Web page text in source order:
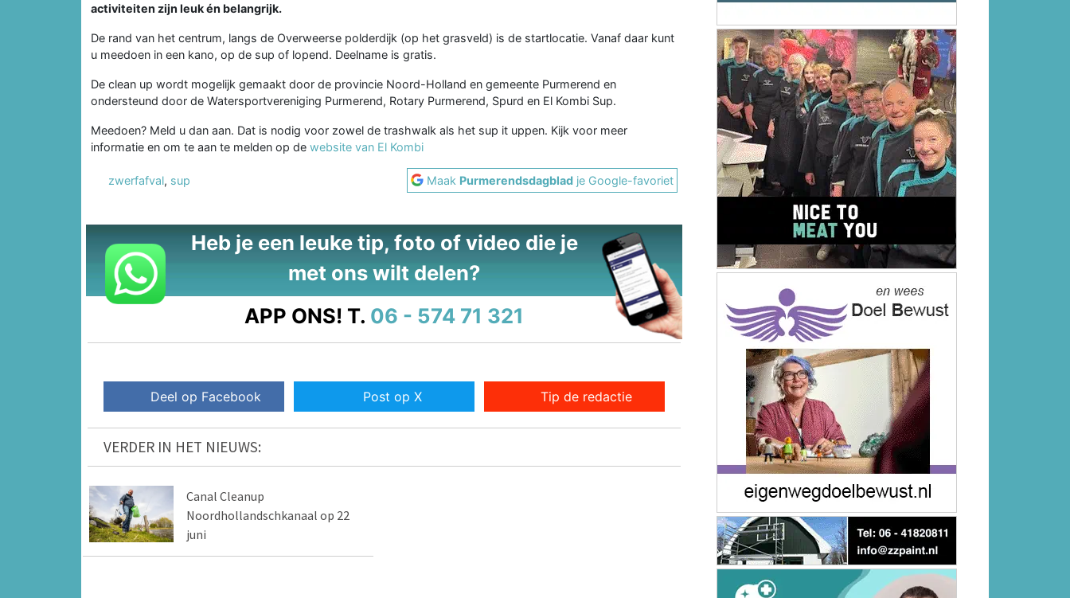
activiteiten zijn leuk én belangrijk.
De rand van het centrum, langs de Overweerse polderdijk (op het grasveld) is de startlocatie. Vanaf daar kunt
u meedoen in een kano, op de sup of lopend. Deelname is gratis.
De clean up wordt mogelijk gemaakt door de provincie Noord-Holland en gemeente Purmerend en
ondersteund door de Watersportvereniging Purmerend, Rotary Purmerend, Spurd en El Kombi Sup.
Meedoen? Meld u dan aan. Dat is nodig voor zowel de trashwalk als het sup it uppen. Kijk voor meer
informatie en om te aan te melden op de website van El Kombi
zwerfafval, sup Maak Purmerendsdagblad je Google-favoriet
Heb je een leuke tip, foto of video die je
met ons wilt delen?
APP ONS! T. 06 - 574 71 321
Deel op Facebook Post op X Tip de redactie
VERDER IN HET NIEUWS:
Canal Cleanup
Noordhollandschkanaal op 22
juni